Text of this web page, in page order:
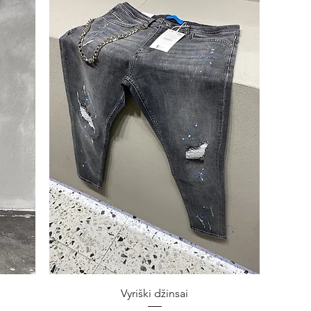
Greita peržiūra
Vyriški džinsai